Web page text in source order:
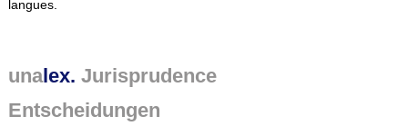
Textes législatifs
langues.
unalex. Jurisprudence
Entscheidungen